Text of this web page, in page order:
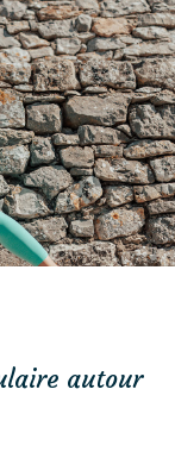
autour